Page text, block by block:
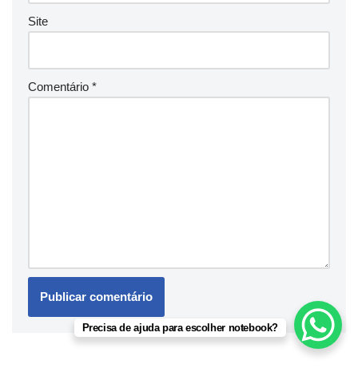
Site
Comentário *
Precisa de ajuda para escolher notebook?